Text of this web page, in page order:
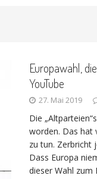
sich der WDR
Europawahl,
YouTube
27. Mai 2019
Die
worden. Das hat
zu tun. Zerbricht
Dass Europa
dieser Wahl zum